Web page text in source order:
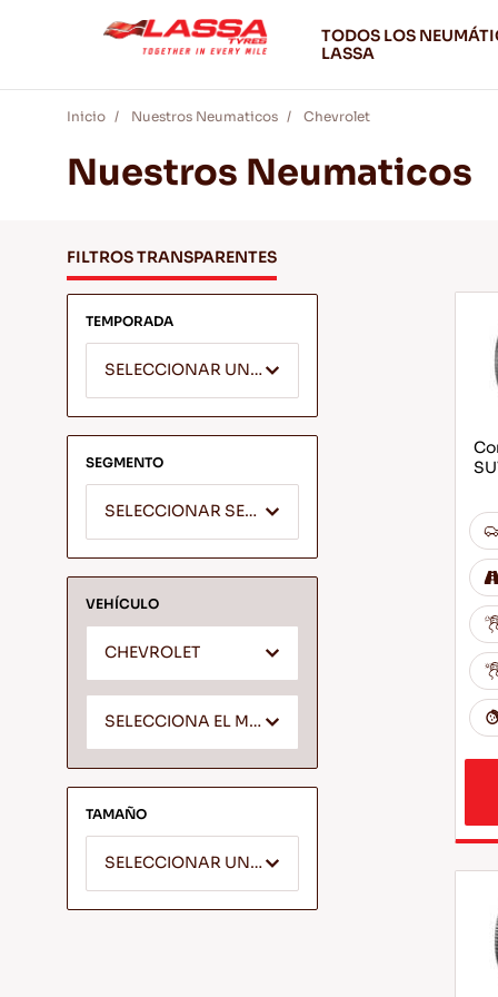
TODOS LOS
LASSA
Inicio Nuestros Neumaticos Chevrolet
Nuestros Neumaticos
FILTROS TRANSPARENTES
TEMPORADA
SELECCIONAR UNA TEMPORADA
SEGMENTO
SELECCIONAR SEGMENTO
VEHÍCULO
CHEVROLET
SELECCIONA EL MODELO *
TAMAÑO
SELECCIONAR UN ANCHO